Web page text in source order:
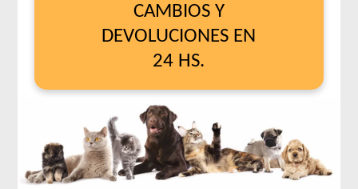
CAMBIOS Y
DEVOLUCIONES EN
24 HS.